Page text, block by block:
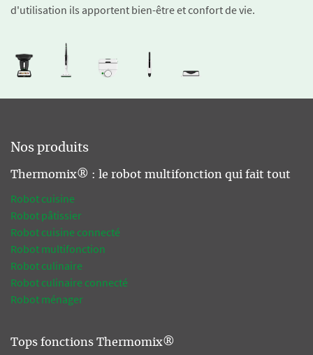
d'utilisation ils apportent bien-être et confort de vie.
Nos produits
Thermomix® : le robot multifonction qui fait tout
Robot cuisine
Robot pâtissier
Robot cuisine connecté
Robot multifonction
Robot culinaire
Robot culinaire connecté
Robot ménager
Tops fonctions Thermomix®